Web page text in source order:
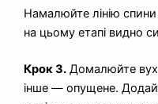
Намалюйте лінію
на цьому етапі видно
Крок 3. Домалюйте
інше — опущене.